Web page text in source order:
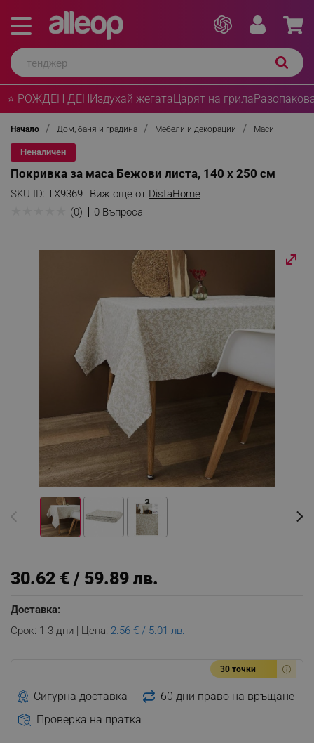
⭐ РОЖДЕН ДЕНИздухай жегатаЦарят на грила
Начало Дом, баня и градина Мебели и декорации Маси
Неналичен
Покривка за маса Бежови листа, 140 х 250 см
SKU ID: TX9369 Виж още от DistaHome
(0) 0 Въпроса
30.62 € / 59.89 лв.
Доставка:
Срок: 1-3 дни | Цена: 2.56 € / 5.01 лв.
30 точки
Сигурна доставка
60 дни право на връщане
Проверка на пратка